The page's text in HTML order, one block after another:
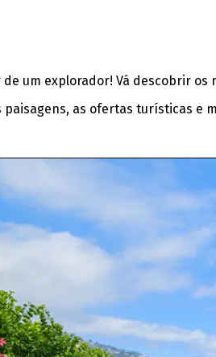
de um explorador! Vá descobrir
paisagens, as ofertas turísticas e